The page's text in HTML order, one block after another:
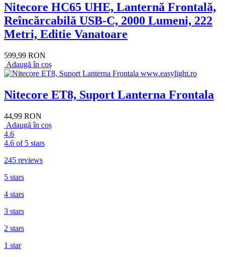
Nitecore HC65 UHE, Lanternă Frontală,
Reîncărcabilă USB-C, 2000 Lumeni, 222
Metri, Editie Vanatoare
599,99 RON
Adaugă în coș
Nitecore ET8, Suport Lanterna Frontala
44,99 RON
Adaugă în coș
4.6
4.6 of 5 stars
245 reviews
5 stars
4 stars
3 stars
2 stars
1 star